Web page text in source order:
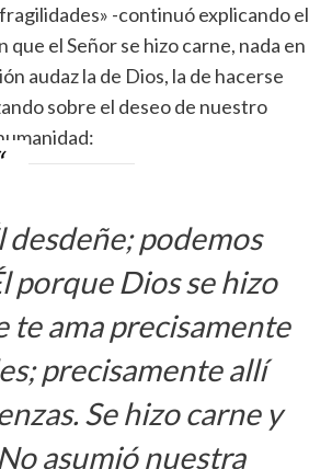
-continuó explicando el
el Señor se hizo carne, nada en
audaz la de Dios, la de hacerse
sobre el deseo de nuestro
desdeñe; podemos
porque Dios se hizo
te ama precisamente
precisamente allí
Se hizo carne y
asumió nuestra